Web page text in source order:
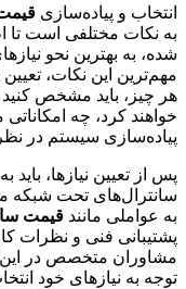
انتخاب و پیاده‌سازی
به نکات مختلفی است
شده، به بهترین نحو
مهم‌ترین این نکات،
هر چیز، باید مشخص کنید
خواهند کرد، چه
پیاده‌سازی سیستم در
پس از تعیین نیازها،
سانترال‌های تحت شبکه
به عواملی مانند قیمت
پشتیبانی فنی و نظرات
مشاوران متخصص در این
توجه به نیازهای خود